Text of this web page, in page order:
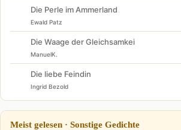
Die Perle im Ammerland
Ewald Patz
Die Waage der Gleichsamkei
ManuelK.
Die liebe Feindin
Ingrid Bezold
Meist gelesen · Sonstige Gedichte